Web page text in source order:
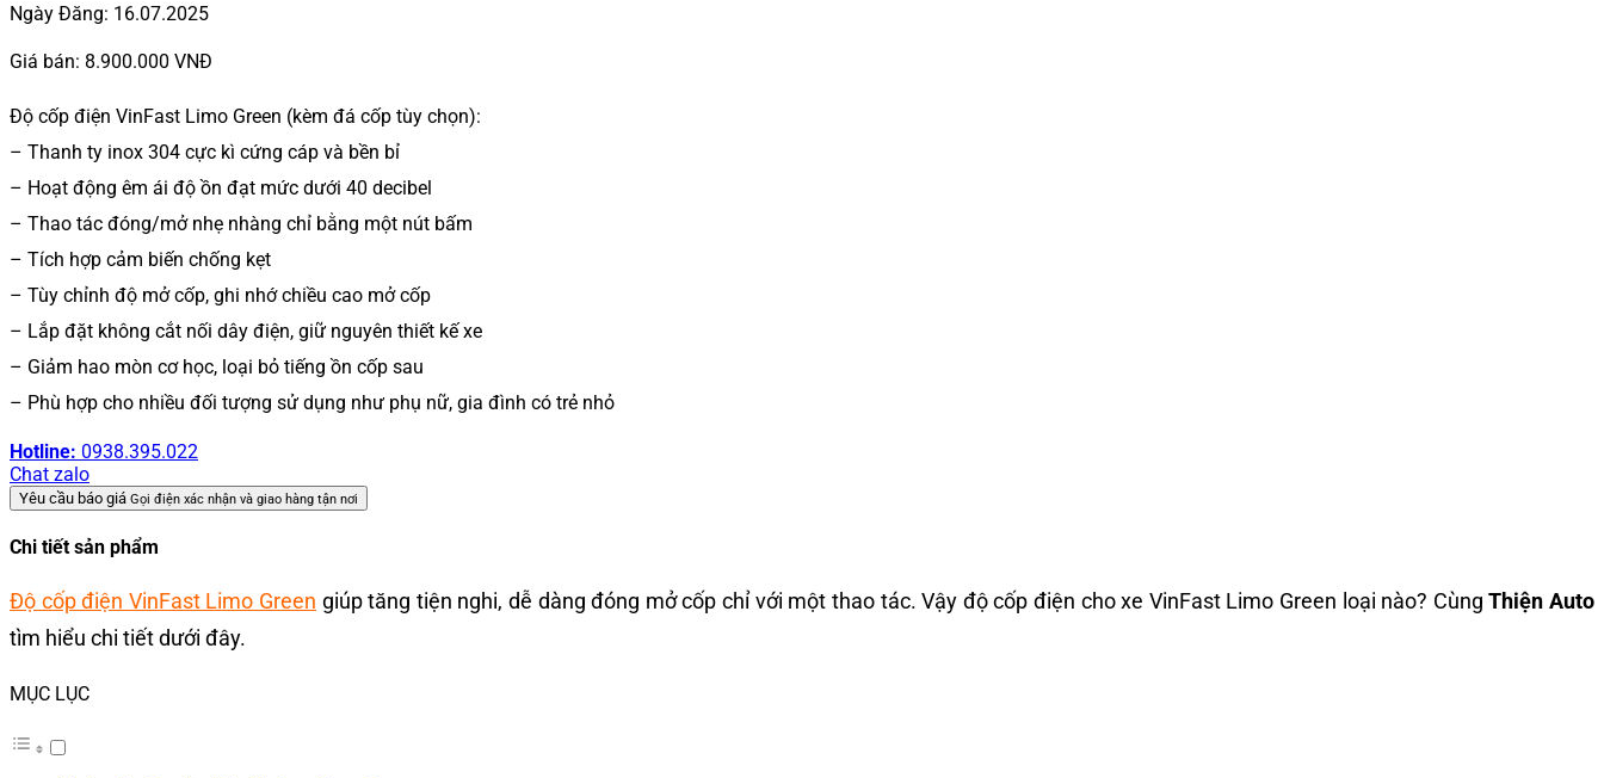
Ngày Đăng: 16.07.2025
Giá bán: 8.900.000 VNĐ
Độ cốp điện VinFast Limo Green (kèm đá cốp tùy chọn):
– Thanh ty inox 304 cực kì cứng cáp và bền bỉ
– Hoạt động êm ái độ ồn đạt mức dưới 40 decibel
– Thao tác đóng/mở nhẹ nhàng chỉ bằng một nút bấm
– Tích hợp cảm biến chống kẹt
– Tùy chỉnh độ mở cốp, ghi nhớ chiều cao mở cốp
– Lắp đặt không cắt nối dây điện, giữ nguyên thiết kế xe
– Giảm hao mòn cơ học, loại bỏ tiếng ồn cốp sau
– Phù hợp cho nhiều đối tượng sử dụng như phụ nữ, gia đình có trẻ nhỏ
Hotline: 0938.395.022
Chat zalo
Yêu cầu báo giá Gọi điện xác nhận và giao hàng tận nơi
Chi tiết sản phẩm
Độ cốp điện VinFast Limo Green giúp tăng tiện nghi, dễ dàng đóng mở cốp chỉ với một thao tác. Vậy độ cốp điện cho xe VinFast Limo Green loại nào? CùngThiện Auto
tìm hiểu chi tiết dưới đây.
MỤC LỤC